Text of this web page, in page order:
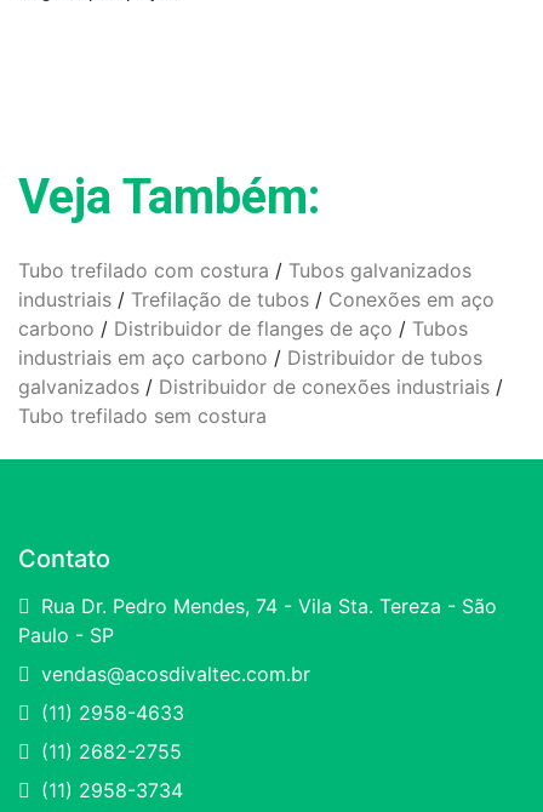
Veja Também:
Tubo trefilado com costura / Tubos galvanizados
industriais / Trefilação de tubos / Conexões em aço
carbono / Distribuidor de flanges de aço / Tubos
industriais em aço carbono / Distribuidor de tubos
galvanizados / Distribuidor de conexões industriais /
Tubo trefilado sem costura
Contato
Rua Dr. Pedro Mendes, 74 - Vila Sta. Tereza - São
Paulo - SP
vendas@acosdivaltec.com.br
(11) 2958-4633
(11) 2682-2755
(11) 2958-3734